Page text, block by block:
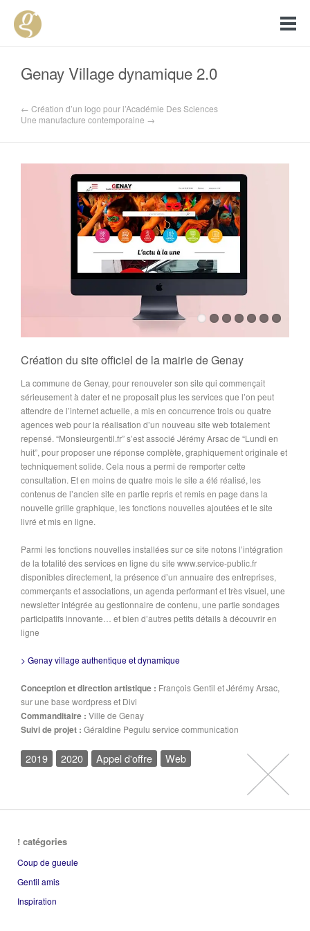
Genay Village dynamique 2.0
← Création d’un logo pour l’Académie Des Sciences
Une manufacture contemporaine →
Création du site officiel de la mairie de Genay
La commune de Genay, pour renouveler son site qui commençait
sérieusement à dater et ne proposait plus les services que l’on peut
attendre de l’internet actuelle, a mis en concurrence trois ou quatre
agences web pour la réalisation d’un nouveau site web totalement
repensé. “Monsieurgentil.fr” s’est associé Jérémy Arsac de “Lundi en
huit”, pour proposer une réponse complète, graphiquement originale et
techniquement solide. Cela nous a permi de remporter cette
consultation. Et en moins de quatre mois le site a été réalisé, les
contenus de l’ancien site en partie repris et remis en page dans la
nouvelle grille graphique, les fonctions nouvelles ajoutées et le site
livré et mis en ligne.
Parmi les fonctions nouvelles installées sur ce site notons l’intégration
de la totalité des services en ligne du site www.service-public.fr
disponibles directement, la présence d’un annuaire des entreprises,
commerçants et associations, un agenda performant et très visuel, une
newsletter intégrée au gestionnaire de contenu, une partie sondages
participatifs innovante… et bien d’autres petits détails à découvrir en
ligne
> Genay village authentique et dynamique
Conception et direction artistique : François Gentil et Jérémy Arsac,
sur une base wordpress et Divi
Commanditaire : Ville de Genay
Suivi de projet : Géraldine Pegulu service communication
2019 2020 Appel d'offre Web
! catégories
Coup de gueule
Gentil amis
Inspiration